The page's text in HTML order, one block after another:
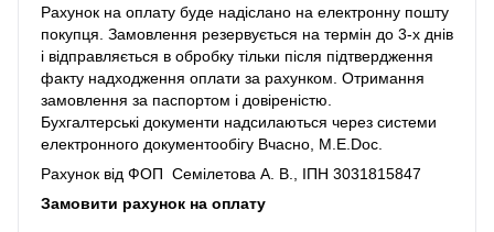
Рахунок на оплату буде надіслано на електронну пошту
покупця. Замовлення резервується на термін до 3-х днів
і відправляється в обробку тільки після підтвердження
факту надходження оплати за рахунком. Отримання
замовлення за паспортом і довіреністю.
Бухгалтерські документи надсилаються через системи
електронного документообігу Вчасно, M.E.Doc.
Рахунок від ФОП Семілетова А. В., ІПН 3031815847
Замовити рахунок на оплату